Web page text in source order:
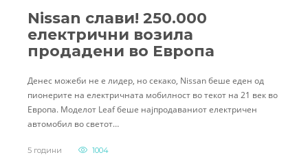
Nissan слави! 250.000
електрични возила
продадени во Европа
Денес можеби не е лидер, но секако, Nissan беше еден од
пионерите на електричната мобилност во текот на 21 век во
Европа. Моделот Leaf беше најпродаваниот електричен
автомобил во светот…
5 години 1004